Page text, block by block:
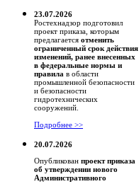
23.07.2026
Ростехнадзор подготовил
проект приказа, которым
предлагается отменить
ограниченный срок действия
изменений, ранее внесенных
в федеральные нормы и
правила в области
промышленной безопасности
и безопасности
гидротехнических
сооружений.
Подробнее >>
20.07.2026
Опубликован проект приказа
об утверждении нового
Административного